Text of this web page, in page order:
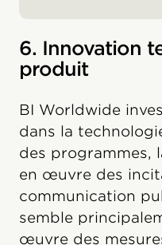
6. Innovation
produit
BI Worldwide
dans la
des programmes,
en œuvre des
communication
semble
œuvre des